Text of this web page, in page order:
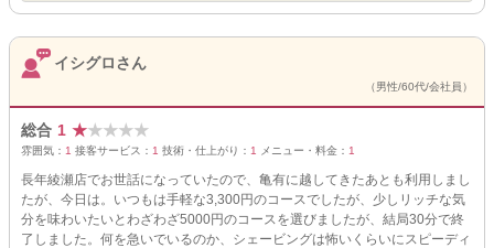
イシグロさん
（男性/60代/会社員）
総合 1 ★★★★★
雰囲気： 1 接客サービス： 1 技術・仕上がり： 1 メニュー・料金： 1
長年綾瀬店でお世話になっていたので、亀有に越してきたあとも利用しまし
たが、今日は。いつもは手軽な3,300円のコースでしたが、少しリッチな気
分を味わいたいとわざわざ5000円のコースを選びましたが、結局30分で終
了しました。何を急いでいるのか、シェービングは怖いくらいにスピーディ